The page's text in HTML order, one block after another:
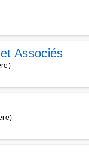
Associés